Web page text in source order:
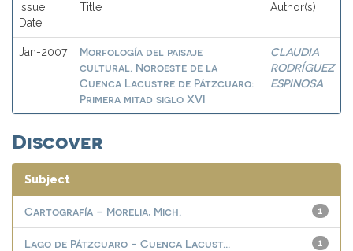
Issue
Date
Title Author(s)
Jan-2007
Morfología del paisaje
cultural. Noroeste de la
Cuenca Lacustre de Pátzcuaro:
Primera mitad siglo XVI
CLAUDIA
RODRÍGUEZ
ESPINOSA
Discover
Subject
1
Cartografía – Morelia, Mich.
1
Lago de Pátzcuaro - Cuenca Lacust...